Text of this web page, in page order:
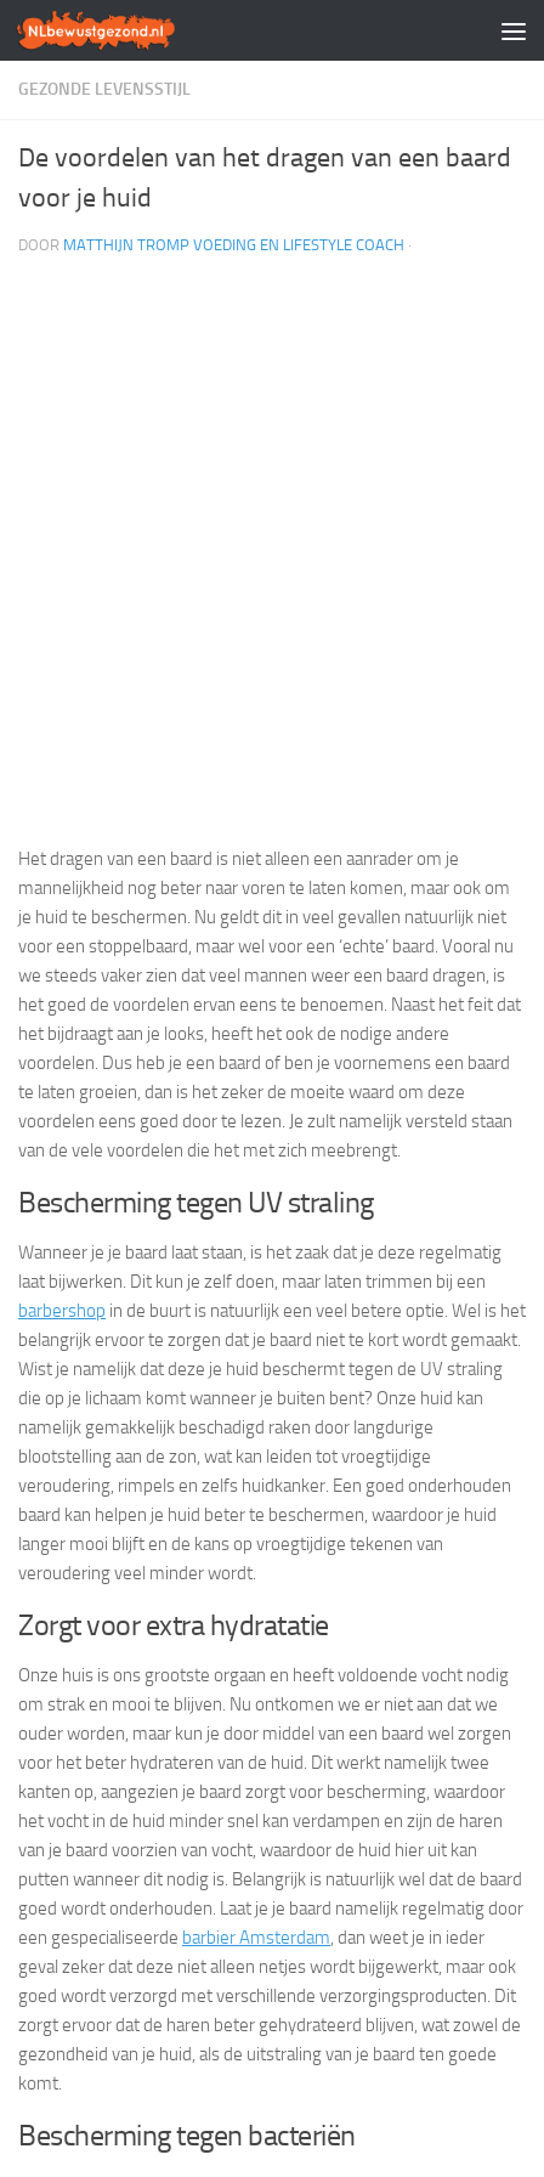
Doorgaan naar inhoud
GEZONDE LEVENSSTIJL
De voordelen van het dragen van een baard
voor je huid
DOOR MATTHIJN TROMP VOEDING EN LIFESTYLE COACH ·
Het dragen van een baard is niet alleen een aanrader om je
mannelijkheid nog beter naar voren te laten komen, maar ook om
je huid te beschermen. Nu geldt dit in veel gevallen natuurlijk niet
voor een stoppelbaard, maar wel voor een ‘echte’ baard. Vooral nu
we steeds vaker zien dat veel mannen weer een baard dragen, is
het goed de voordelen ervan eens te benoemen. Naast het feit dat
het bijdraagt aan je looks, heeft het ook de nodige andere
voordelen. Dus heb je een baard of ben je voornemens een baard
te laten groeien, dan is het zeker de moeite waard om deze
voordelen eens goed door te lezen. Je zult namelijk versteld staan
van de vele voordelen die het met zich meebrengt.
Bescherming tegen UV straling
Wanneer je je baard laat staan, is het zaak dat je deze regelmatig
laat bijwerken. Dit kun je zelf doen, maar laten trimmen bij een
barbershop in de buurt is natuurlijk een veel betere optie. Wel is het
belangrijk ervoor te zorgen dat je baard niet te kort wordt gemaakt.
Wist je namelijk dat deze je huid beschermt tegen de UV straling
die op je lichaam komt wanneer je buiten bent? Onze huid kan
namelijk gemakkelijk beschadigd raken door langdurige
blootstelling aan de zon, wat kan leiden tot vroegtijdige
veroudering, rimpels en zelfs huidkanker. Een goed onderhouden
baard kan helpen je huid beter te beschermen, waardoor je huid
langer mooi blijft en de kans op vroegtijdige tekenen van
veroudering veel minder wordt.
Zorgt voor extra hydratatie
Onze huis is ons grootste orgaan en heeft voldoende vocht nodig
om strak en mooi te blijven. Nu ontkomen we er niet aan dat we
ouder worden, maar kun je door middel van een baard wel zorgen
voor het beter hydrateren van de huid. Dit werkt namelijk twee
kanten op, aangezien je baard zorgt voor bescherming, waardoor
het vocht in de huid minder snel kan verdampen en zijn de haren
van je baard voorzien van vocht, waardoor de huid hier uit kan
putten wanneer dit nodig is. Belangrijk is natuurlijk wel dat de baard
goed wordt onderhouden. Laat je je baard namelijk regelmatig door
een gespecialiseerde barbier Amsterdam, dan weet je in ieder
geval zeker dat deze niet alleen netjes wordt bijgewerkt, maar ook
goed wordt verzorgd met verschillende verzorgingsproducten. Dit
zorgt ervoor dat de haren beter gehydrateerd blijven, wat zowel de
gezondheid van je huid, als de uitstraling van je baard ten goede
komt.
Bescherming tegen bacteriën